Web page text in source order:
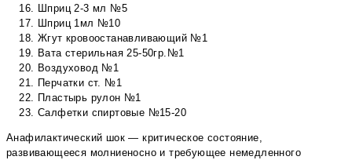
Шприц 2-3 мл №5
Шприц 1мл №10
Жгут кровоостанавливающий №1
Вата стерильная 25-50гр.№1
Воздуховод №1
Перчатки ст. №1
Пластырь рулон №1
Салфетки спиртовые №15-20
Анафилактический шок — критическое состояние,
развивающееся молниеносно и требующее немедленного